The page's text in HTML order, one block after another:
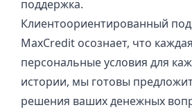
поддержка.
Клиентоориентированный
MaxCredit осознает, что
персональные условия для
истории, мы готовы
решения ваших денежных